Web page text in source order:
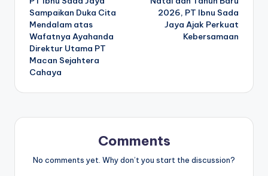
Sampaikan Duka Cita
Mendalam atas
Wafatnya Ayahanda
Direktur Utama PT
Macan Sejahtera
Cahaya
2026, PT Ibnu Sada
Jaya Ajak Perkuat
Kebersamaan
Comments
No comments yet. Why don’t you start the discussion?